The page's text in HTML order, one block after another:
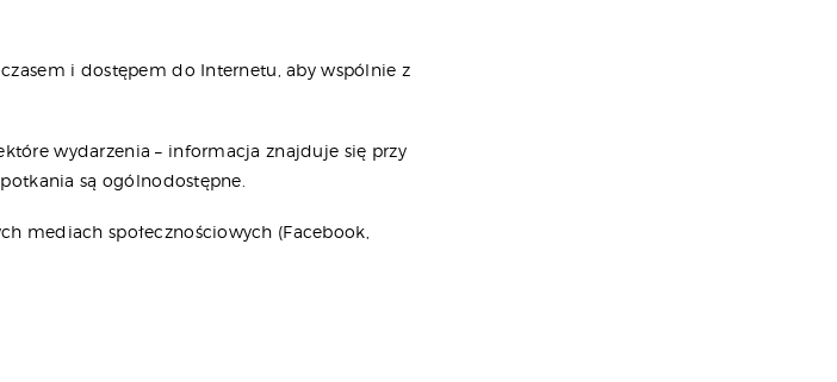
i dostępem do Internetu, aby wspólnie z
wydarzenia – informacja znajduje się przy
są ogólnodostępne.
mediach społecznościowych (Facebook,